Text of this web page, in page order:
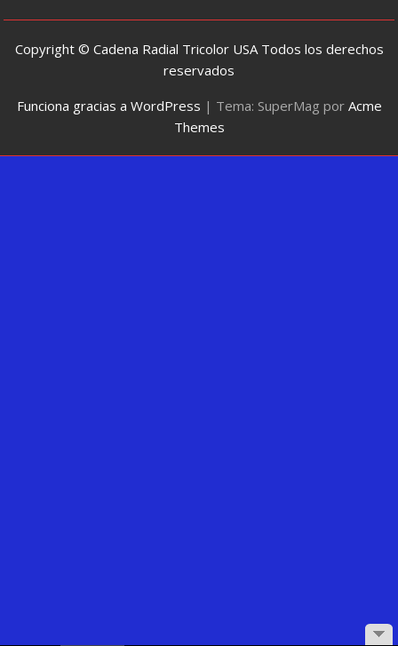
Copyright © Cadena Radial Tricolor USA Todos los derechos
reservados
Funciona gracias a WordPress | Tema: SuperMag por Acme
Themes